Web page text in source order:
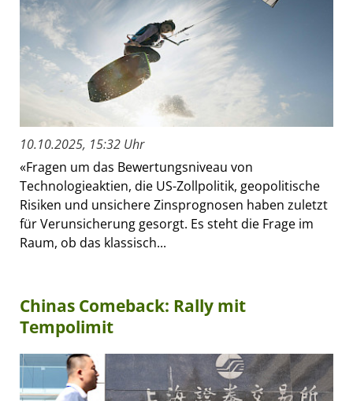
10.10.2025, 15:32 Uhr
«Fragen um das Bewertungsniveau von
Technologieaktien, die US-Zollpolitik, geopolitische
Risiken und unsichere Zinsprognosen haben zuletzt
für Verunsicherung gesorgt. Es steht die Frage im
Raum, ob das klassisch...
Chinas Comeback: Rally mit
Tempolimit